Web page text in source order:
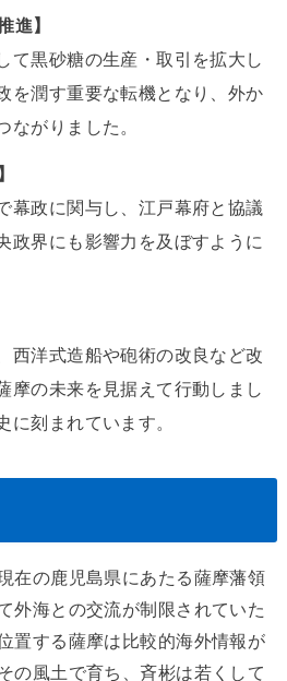
進】
て黒砂糖の生産・取引を拡大し
を潤す重要な転機となり、外か
ながりました。
幕政に関与し、江戸幕府と協議
政界にも影響力を及ぼすように
西洋式造船や砲術の改良など改
摩の未来を見据えて行動しまし
に刻まれています。
在の鹿児島県にあたる薩摩藩領
外海との交流が制限されていた
置する薩摩は比較的海外情報が
の風土で育ち、斉彬は若くして